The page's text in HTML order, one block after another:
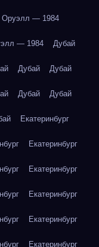
— 1984
— 1984 Дубай
Дубай Дубай
Дубай Дубай
Екатеринбург
Екатеринбург
Екатеринбург
Екатеринбург
Екатеринбург
Екатеринбург